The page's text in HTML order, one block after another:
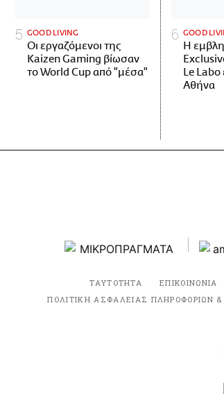
GOOD LIVING
Οι εργαζόμενοι της
Kaizen Gaming βίωσαν
το World Cup από "μέσα"
GOOD
Η
Le Labo
Αθήνα
ΤΑΥΤΟΤΗΤΑ ΕΠΙΚΟΙΝΩΝΙΑ
ΠΟΛΙΤΙΚΗ ΑΣΦΑΛΕΙΑΣ ΠΛΗΡΟΦΟΡΙΩΝ